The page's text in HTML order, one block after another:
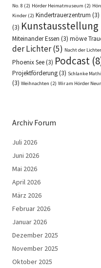
No. 8 (2) Hörder Heimatmuseum (2)
Kinder (2) Kindertrauerzentrum (3)
(3) Kunstausstellung
Miteinander Essen (3) möwe
der Lichter(5) Nacht der
Phoenix See(3) Podcast
Projektförderung(3) Schlanke
(3) Weihnachten (2) Wir am Hörder
Archiv Forum
Juli 2026
Juni 2026
Mai 2026
April 2026
März 2026
Februar 2026
Januar 2026
Dezember 2025
November 2025
Oktober 2025